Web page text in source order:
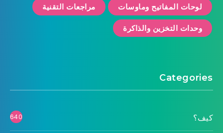
لوحات المفاتيح وماوسات مراجعات التقنية
وحدات التخزين والذاكرة
Categories
كيف؟ 640